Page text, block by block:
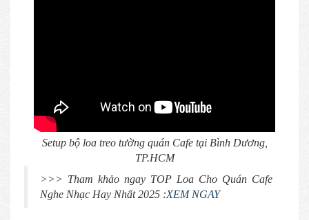
Setup bộ loa treo tường quán Cafe tại Bình Dương,
TP.HCM
>>> Tham khảo ngay TOP Loa Cho Quán Cafe
Nghe Nhạc Hay Nhất 2025 :XEM NGAY